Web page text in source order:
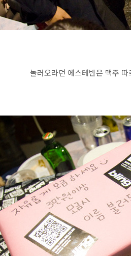
놀러오라던 에스테반은 맥주